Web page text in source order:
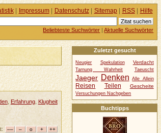
, Erfahrung, Klugheit
Zuletzt gesucht
Neugier Spekulation Verdacht
Tarnung Wahrheit Taeuscht
Jaeger Denken Alle Allein
Reisen Teilen Gescheite
Versuchungen Nachgeben
Buchtipps
| Impressum| Datenschutz| Sitemap| RSS| Hilfe
Beliebteste Suchwörter |Aktuelle Suchwörter